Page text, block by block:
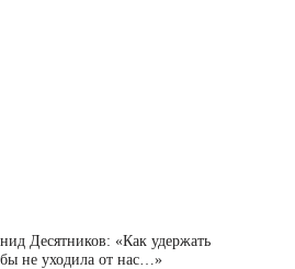
Десятников: «Как удержать
не уходила от нас…»